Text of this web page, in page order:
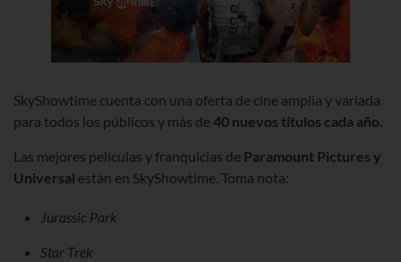
SkyShowtime cuenta con una oferta de cine amplia y variada
para todos los públicos y más de40 nuevos títulos cada año.
Las mejores películas y franquicias de Paramount Pictures y
Universal están en SkyShowtime. Toma nota:
Jurassic Park
Star Trek